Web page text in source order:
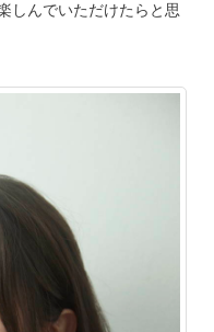
しんでいただけたらと思